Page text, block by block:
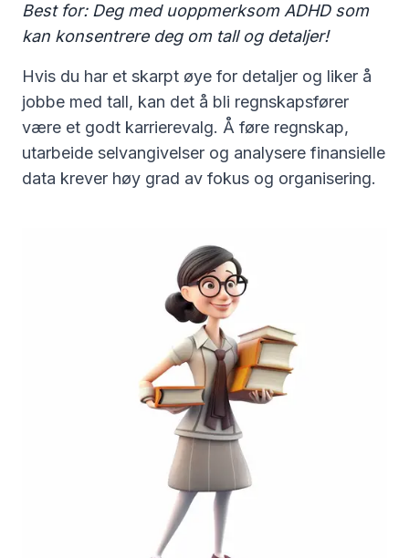
Best for: Deg med uoppmerksom ADHD som
kan konsentrere deg om tall og detaljer!
Hvis du har et skarpt øye for detaljer og liker å
jobbe med tall, kan det å bli regnskapsfører
være et godt karrierevalg. Å føre regnskap,
utarbeide selvangivelser og analysere finansielle
data krever høy grad av fokus og organisering.